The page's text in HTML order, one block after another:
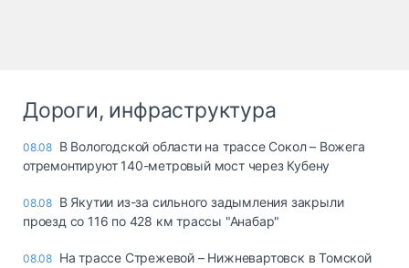
Дороги, инфраструктура
08.08 В Вологодской области на трассе Сокол – Вожега
отремонтируют 140-метровый мост через Кубену
08.08 В Якутии из-за сильного задымления закрыли
проезд со 116 по 428 км трассы "Анабар"
08.08 На трассе Стрежевой – Нижневартовск в Томской